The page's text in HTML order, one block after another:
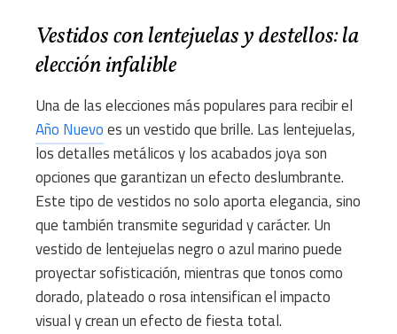
Vestidos con lentejuelas y destellos: la
elección infalible
Una de las elecciones más populares para recibir el
Año Nuevoes un vestido que brille. Las lentejuelas,
los detalles metálicos y los acabados joya son
opciones que garantizan un efecto deslumbrante.
Este tipo de vestidos no solo aporta elegancia, sino
que también transmite seguridad y carácter. Un
vestido de lentejuelas negro o azul marino puede
proyectar sofisticación, mientras que tonos como
dorado, plateado o rosa intensifican el impacto
visual y crean un efecto de fiesta total.